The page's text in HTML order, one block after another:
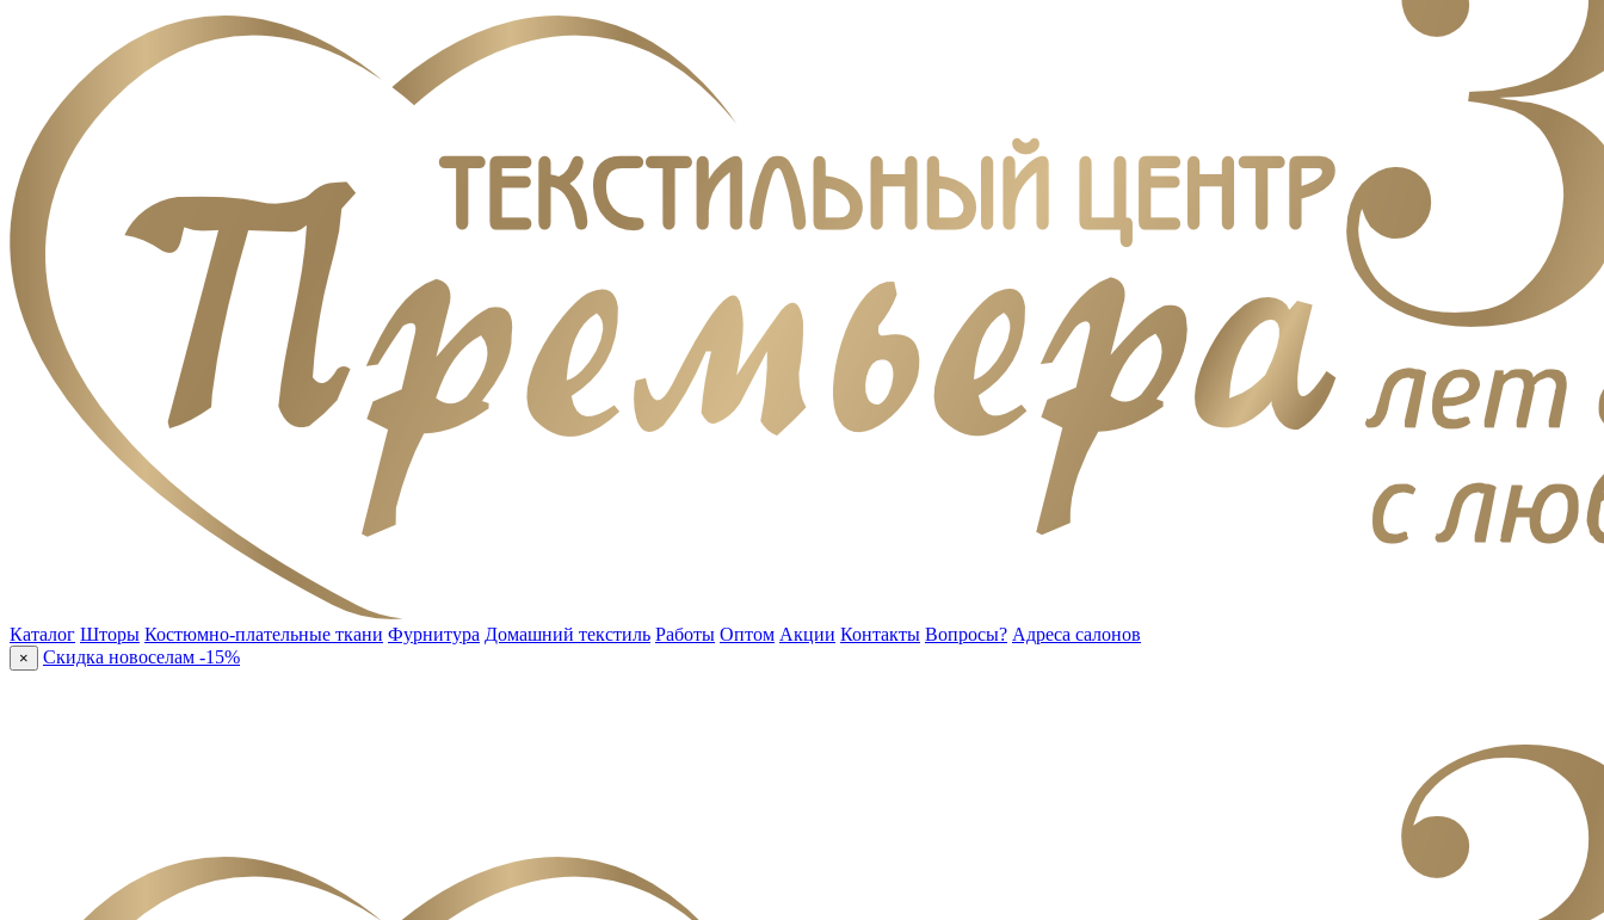
Каталог Шторы Костюмно-плательные ткани Фурнитура Домашний текстиль Работы Оптом Акции Контакты Вопросы? Адреса салонов
× Скидка новоселам -15%